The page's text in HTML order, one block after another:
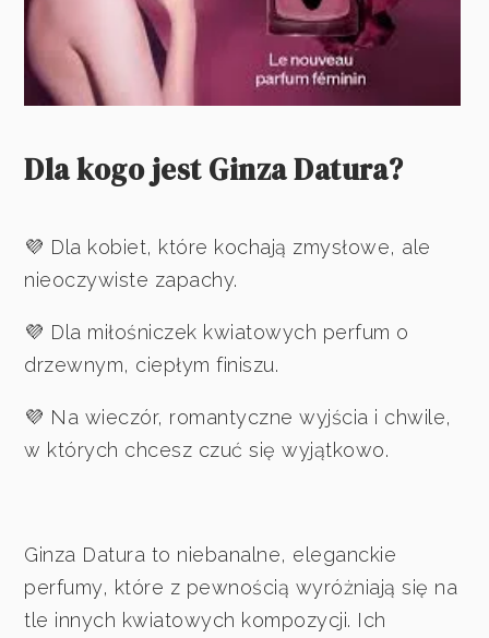
Dla kogo jest Ginza Datura?
💜 Dla kobiet, które kochają zmysłowe, ale
nieoczywiste zapachy.
💜 Dla miłośniczek kwiatowych perfum o
drzewnym, ciepłym finiszu.
💜 Na wieczór, romantyczne wyjścia i chwile,
w których chcesz czuć się wyjątkowo.
Ginza Datura to niebanalne, eleganckie
perfumy, które z pewnością wyróżniają się na
tle innych kwiatowych kompozycji. Ich